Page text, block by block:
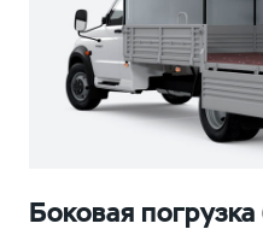
Боковая